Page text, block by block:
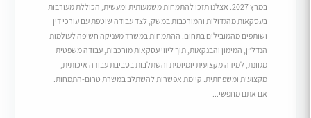
במרץ 2027. אצלנו תזכו להתמחות משמעותית ומעשית, הכוללת מעורבות
בעסקאות מהגדולות והמורכבות במשק, לצד עבודה שוטפת עם עורכי דין
ושותפים מהמובילים בתחום. ההתמחות במשרד מעניקה חשיפה לעולמות
הנדל”ן, המימון והבנקאות, תוך ליווי עסקאות מורכבות, עבודה משפטית
מגוונת, למידה מקצועית יומיומית והשתלבות בסביבת עבודה איכותית,
מקצועית ומשפחתית. קיימת אפשרות להשתלב במשרת טרום-התמחות.
אם אתם מחפשי...